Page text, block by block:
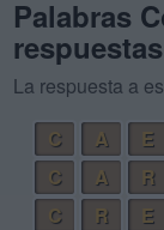
Palabras
respuestas
La respuesta a
C
A E
C
A R
C
R E